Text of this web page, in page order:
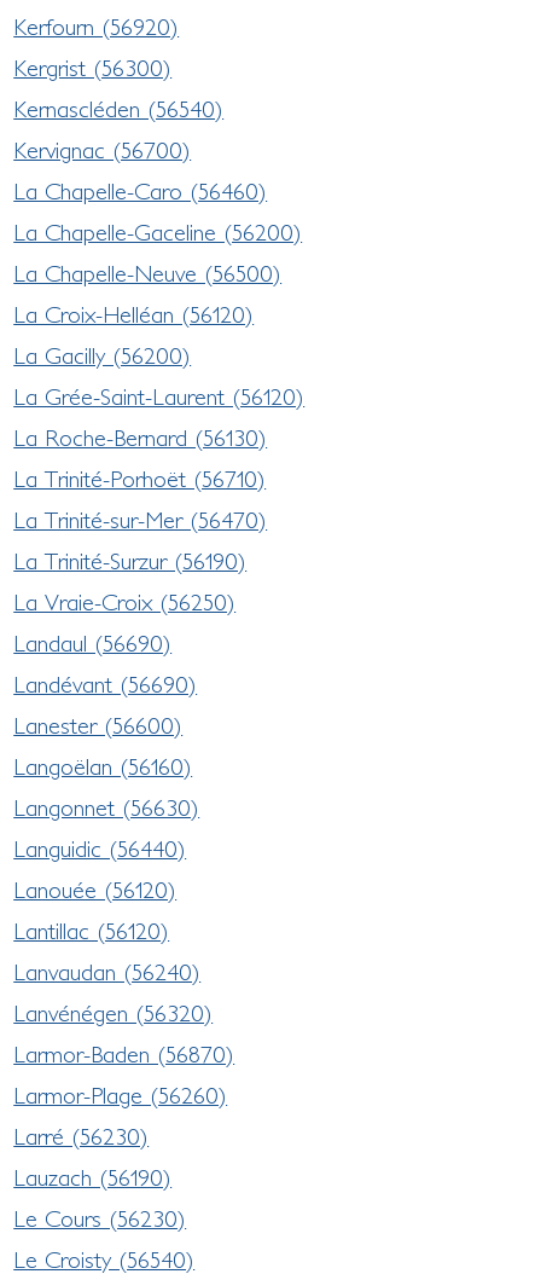
Kerfourn (56920)
Kergrist (56300)
Kernascléden (56540)
Kervignac (56700)
La Chapelle-Caro (56460)
La Chapelle-Gaceline (56200)
La Chapelle-Neuve (56500)
La Croix-Helléan (56120)
La Gacilly (56200)
La Grée-Saint-Laurent (56120)
La Roche-Bernard (56130)
La Trinité-Porhoët (56710)
La Trinité-sur-Mer (56470)
La Trinité-Surzur (56190)
La Vraie-Croix (56250)
Landaul (56690)
Landévant (56690)
Lanester (56600)
Langoëlan (56160)
Langonnet (56630)
Languidic (56440)
Lanouée (56120)
Lantillac (56120)
Lanvaudan (56240)
Lanvénégen (56320)
Larmor-Baden (56870)
Larmor-Plage (56260)
Larré (56230)
Lauzach (56190)
Le Cours (56230)
Le Croisty (56540)